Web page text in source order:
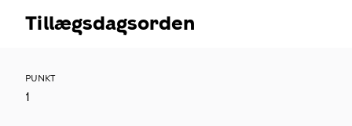
Tillægsdagsorden
PUNKT
1